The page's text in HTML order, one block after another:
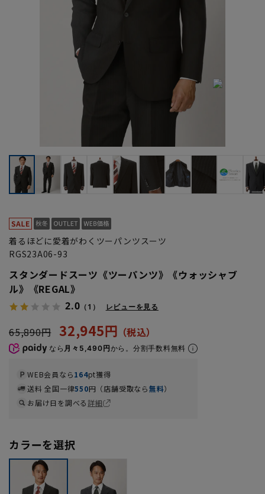
着るほどに愛着がわくツーパンツスーツ
RGS23A06-93
スタンダードスーツ《ツーパンツ》《ウォッシャブ
ル》《REGAL》
2.0 （1） レビューを見る
65,890円 32,945円
なら 月々5,490円から。分割手数料無料
WEB会員なら164pt獲得
送料 全国一律550円（店舗受取なら無料）
お届け日を調べる詳細
カラーを選択